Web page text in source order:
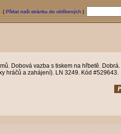
[ Přidat naši stránku do oblíbených ]
Dobová vazba s tiskem na hřbetě.
hráčů a zahájení). LN 3249. Kód #529643.